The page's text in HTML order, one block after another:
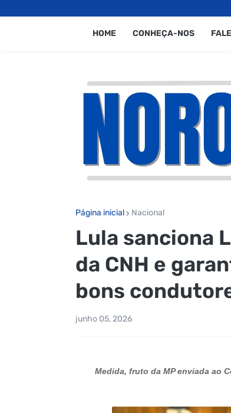
HOME CONHEÇA-NOS
Página inicial Nacional
Lula sanciona
da CNH e
bons
junho 05, 2026
Medida, fruto da MP enviada ao